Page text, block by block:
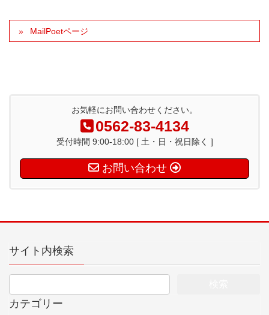
MailPoetページ
お気軽にお問い合わせください。
0562-83-4134
受付時間 9:00-18:00 [ 土・日・祝日除く ]
お問い合わせ
サイト内検索
カテゴリー